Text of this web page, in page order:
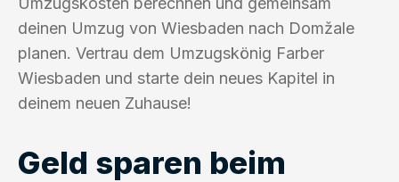
deinen Umzug von Wiesbaden nach Domžale
planen. Vertrau dem Umzugskönig Farber
Wiesbaden und starte dein neues Kapitel in
deinem neuen Zuhause!
Geld sparen beim